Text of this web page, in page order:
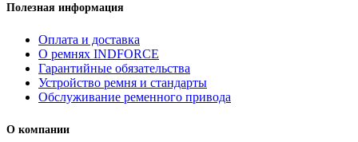
Полезная информация
Оплата и доставка
О ремнях INDFORCE
Гарантийные обязательства
Устройство ремня и стандарты
Обслуживание ременного привода
О компании